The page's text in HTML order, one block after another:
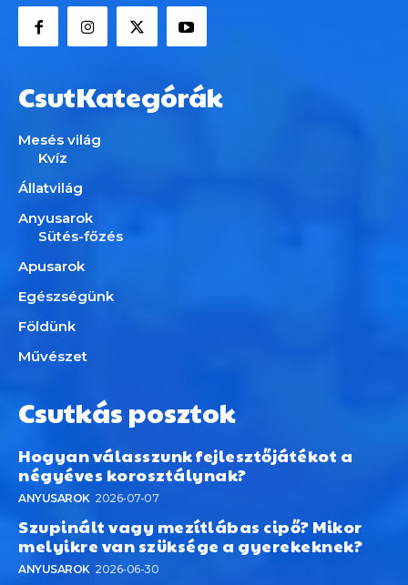
CsutKategórák
Mesés világ
Kvíz
Állatvilág
Anyusarok
Sütés-főzés
Apusarok
Egészségünk
Földünk
Művészet
Csutkás posztok
Hogyan válasszunk fejlesztőjátékot a
négyéves korosztálynak?
ANYUSAROK 2026-07-07
Szupinált vagy mezítlábas cipő? Mikor
melyikre van szüksége a gyerekeknek?
ANYUSAROK 2026-06-30